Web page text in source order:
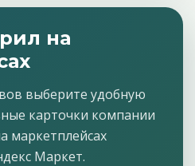
на
выберите удобную
карточки компании
маркетплейсах
Маркет.